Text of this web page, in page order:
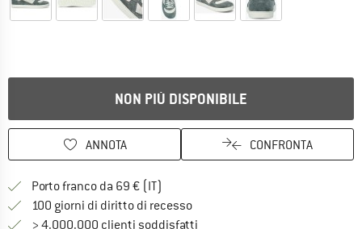
NON PIÙ DISPONIBILE
ANNOTA CONFRONTA
Porto franco da 69 € (IT)
100 giorni di diritto di recessoVai alla politica di recesso qui
> 4.000.000 clienti soddisfatti